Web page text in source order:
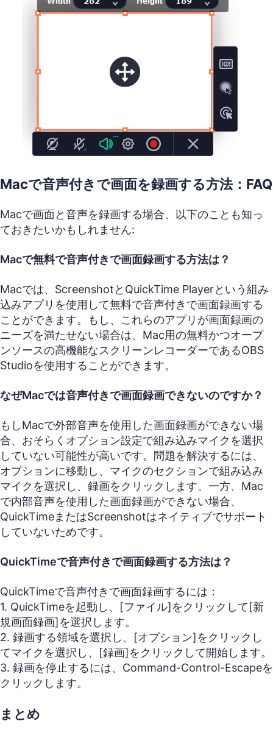
Macで音声付きで画面を録画する方法：FAQ
Macで画面と音声を録画する場合、以下のことも知っ
ておきたいかもしれません:
Macで無料で音声付きで画面録画する方法は？
Macでは、ScreenshotとQuickTime Playerという組み
込みアプリを使用して無料で音声付きで画面録画する
ことができます。もし、これらのアプリが画面録画の
ニーズを満たせない場合は、Mac用の無料かつオープ
ンソースの高機能なスクリーンレコーダーであるOBS
Studioを使用することができます。
なぜMacでは音声付きで画面録画できないのですか？
もしMacで外部音声を使用した画面録画ができない場
合、おそらくオプション設定で組み込みマイクを選択
していない可能性が高いです。問題を解決するには、
オプションに移動し、マイクのセクションで組み込み
マイクを選択し、録画をクリックします。一方、Mac
で内部音声を使用した画面録画ができない場合、
QuickTimeまたはScreenshotはネイティブでサポート
していないためです。
QuickTimeで音声付きで画面録画する方法は？
QuickTimeで音声付きで画面録画するには：
1. QuickTimeを起動し、[ファイル]をクリックして[新
規画面録画]を選択します。
2. 録画する領域を選択し、[オプション]をクリックし
てマイクを選択し、[録画]をクリックして開始します。
3. 録画を停止するには、Command-Control-Escapeを
クリックします。
まとめ